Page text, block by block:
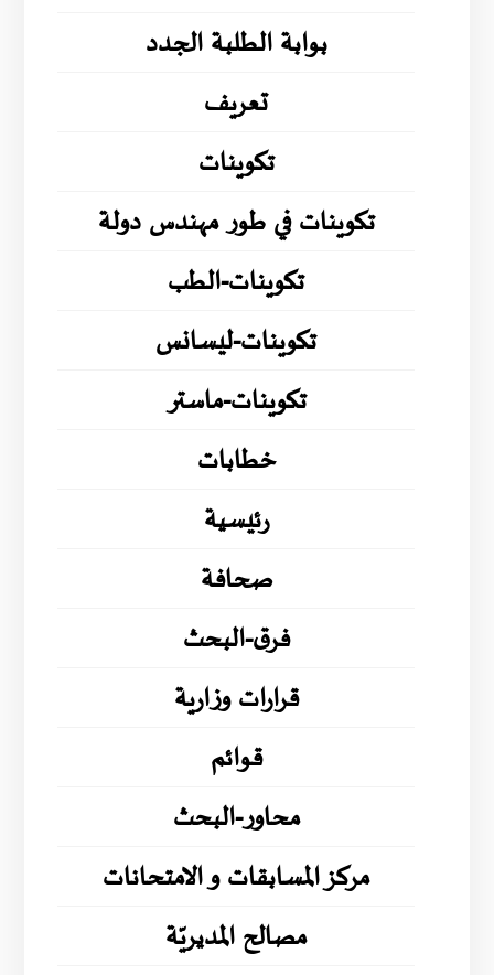
بوابة الطلبة الجدد
تعريف
تكوينات
تكوينات في طور مهندس دولة
تكوينات-الطب
تكوينات-ليسانس
تكوينات-ماستر
خطابات
رئيسية
صحافة
فرق-البحث
قرارات وزارية
قوائم
محاور-البحث
مركز المسابقات و الامتحانات
مصالح المديريّة